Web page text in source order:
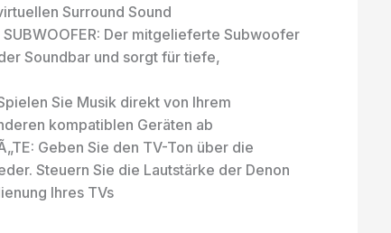
Surround Sound
SUBWOOFER: Der mitgelieferte Subwoofer
Soundbar und sorgt für tiefe,
Sie Musik direkt von Ihrem
kompatiblen Geräten ab
Geben Sie den TV-Ton über die
Steuern Sie die Lautstärke der Denon
Ihres TVs